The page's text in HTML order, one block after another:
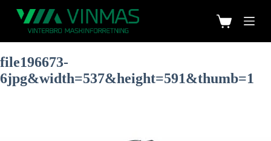
file196673-
6jpg&width=537&height=591&thumb=1